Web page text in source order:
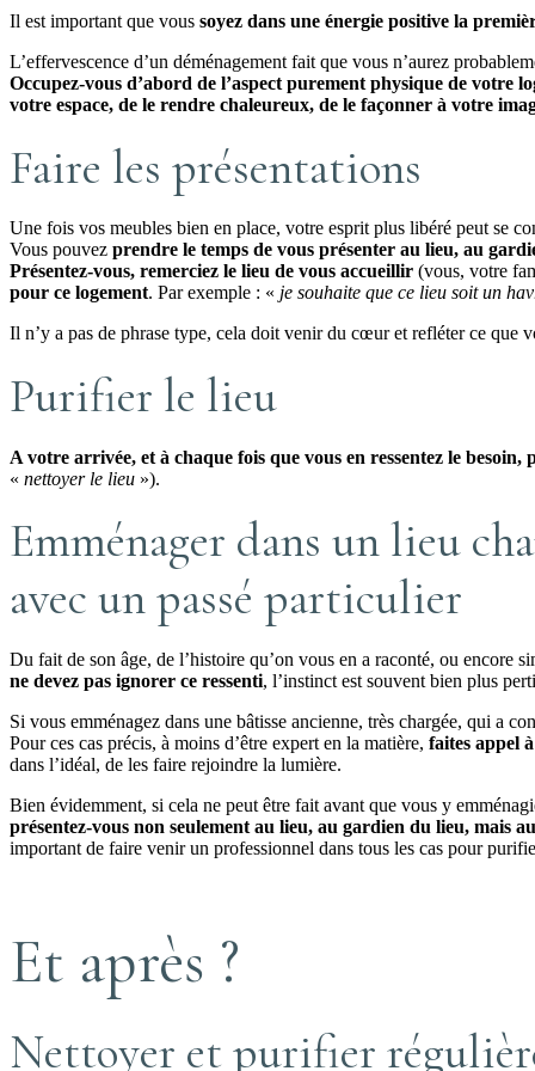
Il est important que vous soyez dans une énergie positive la
L’effervescence d’un déménagement fait que vous n’aurez
Occupez-vous d’abord de l’aspect purement physique de votre
votre espace, de le rendre chaleureux, de le façonner à votre
Faire les présentations
Une fois vos meubles bien en place, votre esprit plus libéré peut se
Vous pouvez prendre le temps de vous présenter au lieu, au
Présentez-vous, remerciez le lieu de vous accueillir (vous, votre
pour ce logement. Par exemple : « je souhaite que ce lieu soit un
Il n’y a pas de phrase type, cela doit venir du cœur et refléter ce que
Purifier le lieu
A votre arrivée, et à chaque fois que vous en ressentez le
« nettoyer le lieu »).
Emménager dans un lieu
avec un passé particulier
Du fait de son âge, de l’histoire qu’on vous en a raconté, ou
ne devez pas ignorer ce ressenti, l’instinct est souvent bien plus
Si vous emménagez dans une bâtisse ancienne, très chargée, qui a
Pour ces cas précis, à moins d’être expert en la matière, faites appel
dans l’idéal, de les faire rejoindre la lumière.
Bien évidemment, si cela ne peut être fait avant que vous y
présentez-vous non seulement au lieu, au gardien du lieu, mais
important de faire venir un professionnel dans tous les cas pour
Et après ?
Nettoyer et purifier